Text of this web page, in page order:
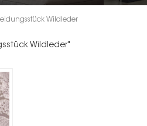
Wildleder
Wildleder"